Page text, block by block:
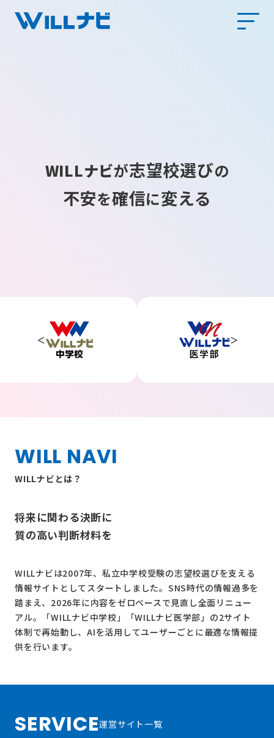
WILLナビが志望校選びの
不安を確信に変える
WILL NAVI
WILLナビとは？
将来に関わる決断に
質の高い判断材料を
WILLナビは2007年、私立中学校受験の志望校選びを支える
情報サイトとしてスタートしました。SNS時代の情報過多を
踏まえ、2026年に内容をゼロベースで見直し全面リニュー
アル。
「WILLナビ中学校」 「WILLナビ医学部」 の2サイト
体制で再始動し、AIを活用してユーザーごとに最適な情報提
供を行います。
SERVICE運営サイト一覧